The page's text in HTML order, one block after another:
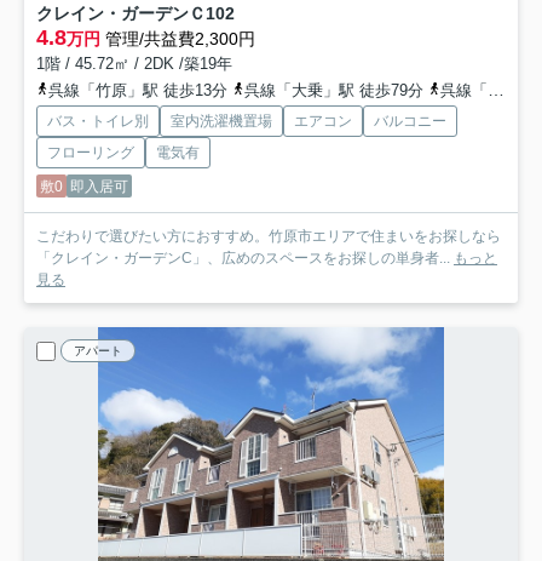
クレイン・ガーデンＣ102
4.8万円 管理/共益費2,300円
1階 / 45.72㎡ / 2DK /築19年
呉線「竹原」駅 徒歩13分
呉線「大乗」駅 徒歩79分 呉線「吉名」駅 車13分 4.8km
バス・トイレ別 室内洗濯機置場 エアコン
バルコニー
フローリング
電気有
敷0 即入居可
こだわりで選びたい方におすすめ。竹原市エリアで住まいをお探しなら
「クレイン・ガーデンC」、広めのスペースをお探しの単身者...
もっと
見る
アパート